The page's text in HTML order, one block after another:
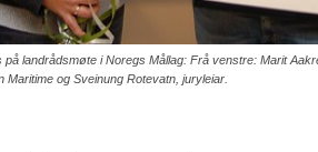
landrådsmøte i Noregs Mållag: Frå venstre: Marit
og Sveinung Rotevatn, juryleiar.